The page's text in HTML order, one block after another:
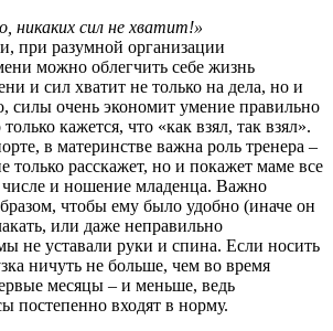
сил не хватит!»
при разумной организации
можно облегчить себе жизнь
и сил хватит не только на дела, но и
силы очень экономит умение правильно
кажется, что «как взял, так взял».
в материнстве важна роль тренера –
только расскажет, но и покажет маме все
и ношение младенца. Важно
чтобы ему было удобно (иначе он
или даже неправильно
не уставали руки и спина. Если носить
ничуть не больше, чем во время
месяцы – и меньше, ведь
постепенно входят в норму.